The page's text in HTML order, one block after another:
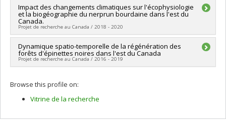
Lead researcher :Osvaldo Enrique Valeria Echegoyen
Co-researchers :François Girard
Funding sources: CRSNG/Conseil de recherches en sciences
naturelles et génie du Canada (CRSNG)
Grant programs:PVX20973-(RDC-CRD) Partenariat de
recherche / Subvention de recherche et développement
coopérative
Impact des changements climatiques sur l'écophysiologie
et la biogéographie du nerprun bourdaine dans l'est du
Canada.
Projet de recherche au Canada / 2018 - 2020
Lead researcher : François Girard
Funding sources:MITACS Inc.
Grant programs:
Dynamique spatio-temporelle de la régénération des
forêts d'épinettes noires dans l'est du Canada
Projet de recherche au Canada / 2016 - 2019
Funding sources:FCI/Fondation canadienne pour l'innovation
Grant programs:PVXXXXXX-Fonds des leaders
Browse this profile on:
Vitrine de la recherche